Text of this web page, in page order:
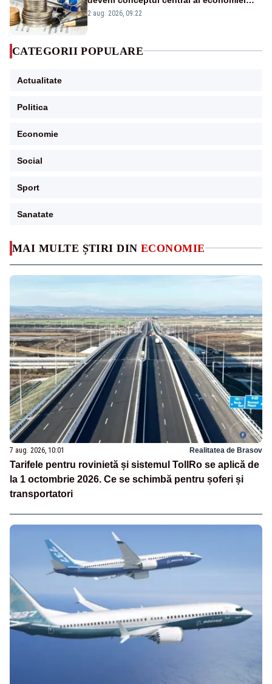
MAI MULTE ȘTIRI DIN ECONOMIE
7 aug. 2026, 10:01 Realitatea de Brasov
Tarifele pentru rovinietă și sistemul TollRo se aplică de
la 1 octombrie 2026. Ce se schimbă pentru șoferi și
transportatori
viitoare?
2 aug. 2026, 09:22
CATEGORII POPULARE
Actualitate
Politica
Economie
Social
Sport
Sanatate